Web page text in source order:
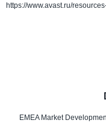
https://www.avast.ru/
EMEA Market